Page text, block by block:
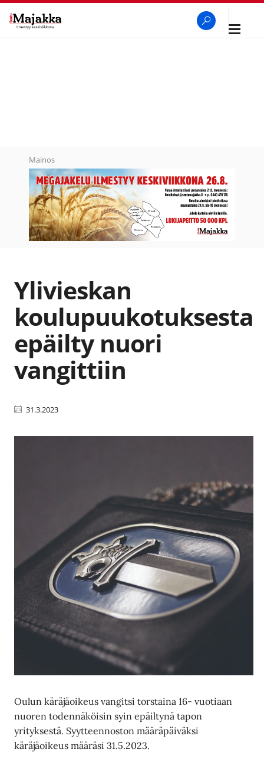
Avaa
Mainos
Ylivieskan
koulupuukotuksesta
epäilty nuori
vangittiin
31.3.2023
Oulun käräjäoikeus vangitsi torstaina 16- vuotiaan
nuoren todennäköisin syin epäiltynä tapon
yrityksestä. Syytteennoston määräpäiväksi
käräjäoikeus määräsi 31.5.2023.